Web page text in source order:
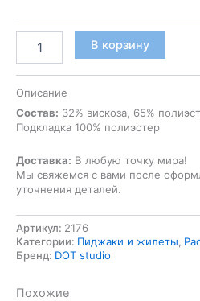
товара
женский
В корзину
Описание
Состав: 32% вискоза, 65%
Подкладка 100% полиэстер
Доставка: В любую точку мира!
Мы свяжемся с вами после
уточнения деталей.
Артикул: 2176
Категории: Пиджаки и жилеты,
Бренд: DOT studio
Похожие